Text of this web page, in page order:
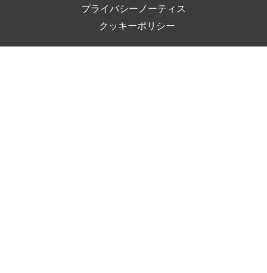
プライバシーノーティス
クッキーポリシー